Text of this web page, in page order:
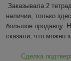
Заказывала 2
наличии, только
большое продавцу.
сказали, что можно
Сделка